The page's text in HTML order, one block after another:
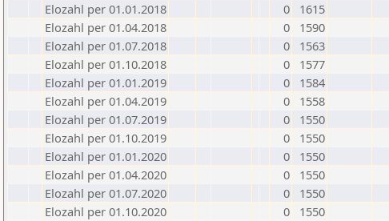
Elozahl per 01.01.2018
0
1615
Elozahl per 01.04.2018
0
1590
Elozahl per 01.07.2018
0
1563
Elozahl per 01.10.2018
0
1577
Elozahl per 01.01.2019
0
1584
Elozahl per 01.04.2019
0
1558
Elozahl per 01.07.2019
0
1550
Elozahl per 01.10.2019
0
1550
Elozahl per 01.01.2020
0
1550
Elozahl per 01.04.2020
0
1550
Elozahl per 01.07.2020
0
1550
Elozahl per 01.10.2020
0
1550